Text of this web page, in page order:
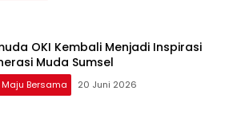
OKI Kembali Menjadi Inspirasi
Muda Sumsel
Maju Bersama 20 Juni 2026